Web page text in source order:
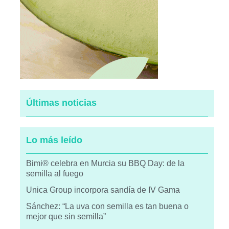
Últimas noticias
Lo más leído
Bimi® celebra en Murcia su BBQ Day: de la
semilla al fuego
Unica Group incorpora sandía de IV Gama
Sánchez: “La uva con semilla es tan buena o
mejor que sin semilla”